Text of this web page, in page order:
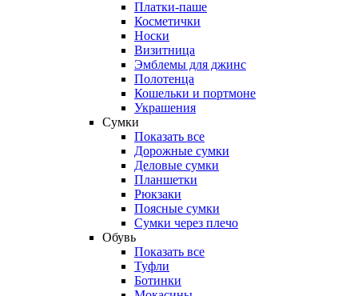
Платки-паше
Косметички
Носки
Визитница
Эмблемы для джинс
Полотенца
Кошельки и портмоне
Украшения
Сумки
Показать все
Дорожные сумки
Деловые сумки
Планшетки
Рюкзаки
Поясные сумки
Сумки через плечо
Обувь
Показать все
Туфли
Ботинки